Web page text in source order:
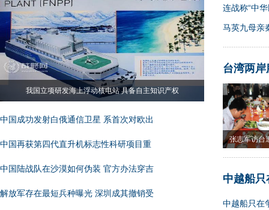
我国立项研发海上浮动核电站 具备自主知识产权
中国成功发射白俄通信卫星 系首次对欧出
中国再获第四代直升机标志性科研项目重
中国陆战队在沙漠如何伪装 官方办法穿吉
解放军存在最短兵种曝光 深圳成其撤销受
连战称“中
马英九母亲
台湾两
张志军访台
果
中越船
中越船只在